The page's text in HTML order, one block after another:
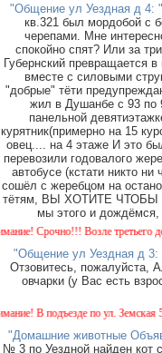
"Общение ул Уездная д 4: "
кв.321 был мордобой с
черепами. Мне
спокойно спят? Или за
Губернский превращается
вместе с силовыми
"добрые" тёти
жил в Душанбе с 93 по
панельной
курятник(примерно на 15
овец.... на 4 этаже И это
перевозили годовалого
автобусе (кстати никто
сошёл с жеребцом на
тётям, ВЫ ХОТИТЕ
мы этого и дождёмся,
Срочно!!! Возле третьего дома
"Общение ул Уездная д 3:
Отзовитесь, пожалуйста,
овчарки (у Вас есть
В подъезде по ул. Земская 5
"Домашние животные
№ 3 по Уездной найден кот